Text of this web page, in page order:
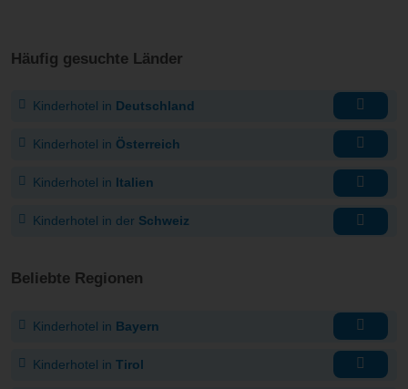
Häufig gesuchte Länder
Kinderhotel in Deutschland
Kinderhotel in Österreich
Kinderhotel in Italien
Kinderhotel in der Schweiz
Beliebte Regionen
Kinderhotel in Bayern
Kinderhotel in Tirol